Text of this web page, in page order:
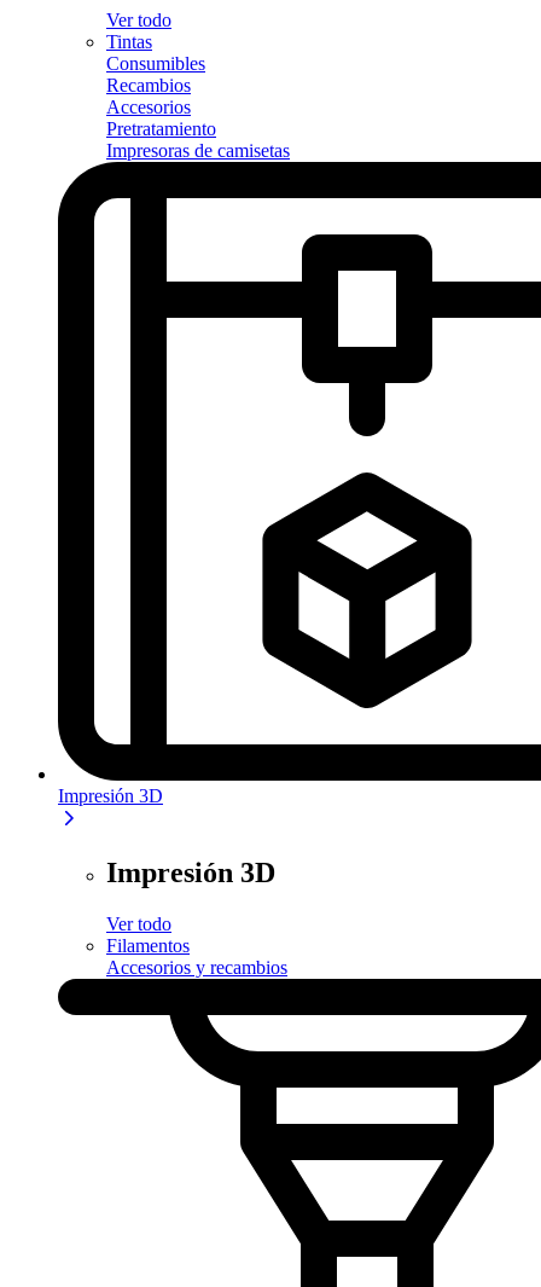
Ver todo
Tintas
Consumibles
Recambios
Accesorios
Pretratamiento
Impresoras de camisetas
Impresión 3D
Impresión 3D
Ver todo
Filamentos
Accesorios y recambios